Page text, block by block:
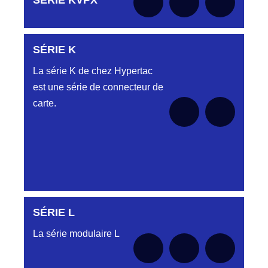
le moment
Aucune pièce disponible pour cette série pour
SÉRIE K
La série K de chez Hypertac
est une série de connecteur de
carte.
Aucune pièce disponible pour cette série pour
SÉRIE L
La série modulaire L